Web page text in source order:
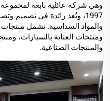
1997، وتُعد رائدة في تصميم
والمواد السداسية. تشمل منتجات
ومنتجات العناية بالسيارات،
والمنتجات الصناعية.